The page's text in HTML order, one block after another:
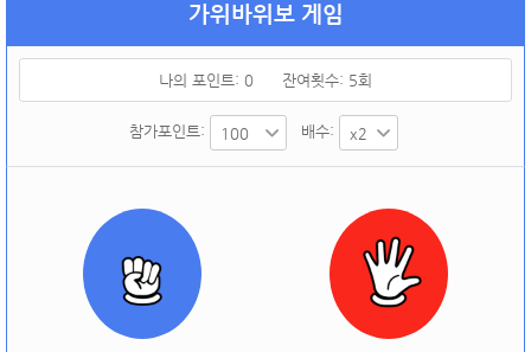
가위바위보 게임
나의 포인트: 0 잔여횟수: 5회
참가포인트: 배수:
오늘 승률: 오늘 결과: ]